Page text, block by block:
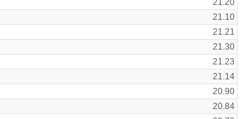
21.20
21.10
21.21
21.30
21.23
21.14
20.90
20.84